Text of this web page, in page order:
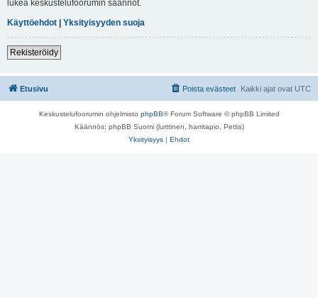
lukea keskustelufoorumin säännöt.
Käyttöehdot | Yksityisyyden suoja
Rekisteröidy
Etusivu Kaikki ajat ovat UTC
Poista evästeet
Keskustelufoorumin ohjelmisto phpBB® Forum Software © phpBB Limited
Käännös: phpBB Suomi (lurttinen, harritapio, Pettis)
Yksityisyys | Ehdot